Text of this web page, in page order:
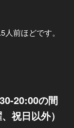
前ほどです。
20:00の間
祝日以外）